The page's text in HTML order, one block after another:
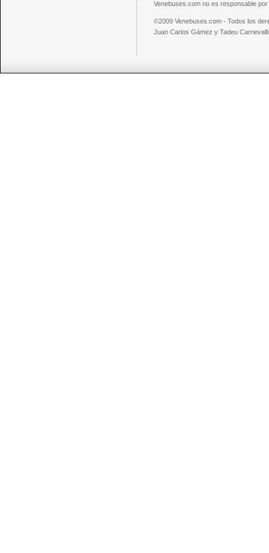
Venebuses.com no es responsable
©2009 Venebuses.com - Todos los
Juan Carlos Gámez y Tadeu Carnevalli